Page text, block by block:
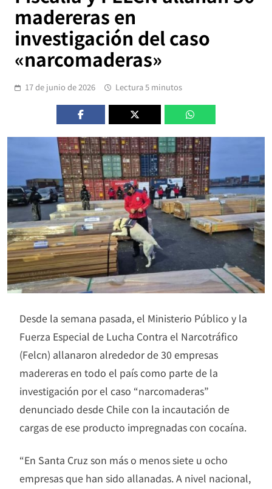
madereras en
investigación del caso
«narcomaderas»
17 de junio de 2026 Lectura 5 minutos
Desde la semana pasada, el Ministerio Público y la
Fuerza Especial de Lucha Contra el Narcotráfico
(Felcn) allanaron alrededor de 30 empresas
madereras en todo el país como parte de la
investigación por el caso “narcomaderas”
denunciado desde Chile con la incautación de
cargas de ese producto impregnadas con cocaína.
“En Santa Cruz son más o menos siete u ocho
empresas que han sido allanadas. A nivel nacional,